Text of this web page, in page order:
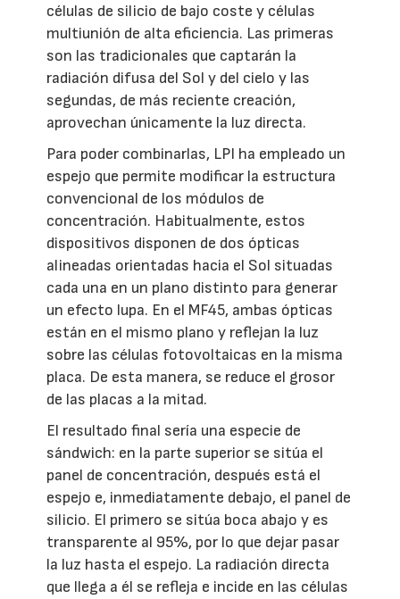
células de silicio de bajo coste y células
multiunión de alta eficiencia. Las primeras
son las tradicionales que captarán la
radiación difusa del Sol y del cielo y las
segundas, de más reciente creación,
aprovechan únicamente la luz directa.
Para poder combinarlas, LPI ha empleado un
espejo que permite modificar la estructura
convencional de los módulos de
concentración. Habitualmente, estos
dispositivos disponen de dos ópticas
alineadas orientadas hacia el Sol situadas
cada una en un plano distinto para generar
un efecto lupa. En el MF45, ambas ópticas
están en el mismo plano y reflejan la luz
sobre las células fotovoltaicas en la misma
placa. De esta manera, se reduce el grosor
de las placas a la mitad.
El resultado final sería una especie de
sándwich: en la parte superior se sitúa el
panel de concentración, después está el
espejo e, inmediatamente debajo, el panel de
silicio. El primero se sitúa boca abajo y es
transparente al 95%, por lo que dejar pasar
la luz hasta el espejo. La radiación directa
que llega a él se refleja e incide en las células